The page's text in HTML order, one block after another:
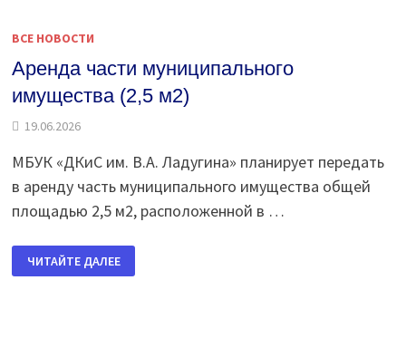
БПЛА
ВСЕ НОВОСТИ
Аренда части муниципального
имущества (2,5 м2)
19.06.2026
МБУК «ДКиС им. В.А. Ладугина» планирует передать
в аренду часть муниципального имущества общей
площадью 2,5 м2, расположенной в …
АРЕНДА
ЧАСТИ
МУНИЦИПАЛЬНОГО
ЧИТАЙТЕ ДАЛЕЕ